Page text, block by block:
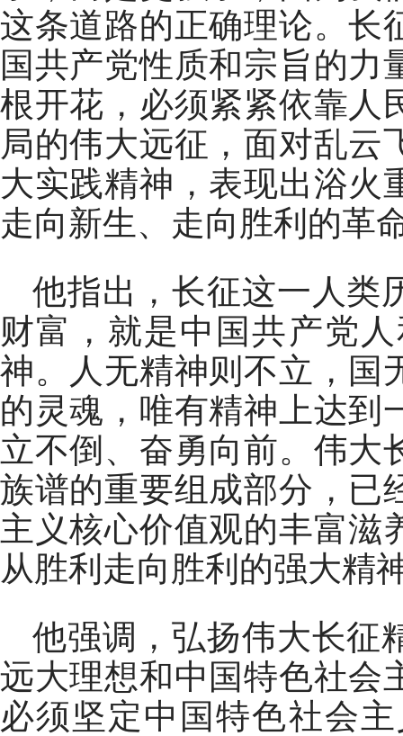
这条道路的正确理论。长
国共产党性质和宗旨的
根开花，必须紧紧依靠人
局的伟大远征，面对乱云
大实践精神，表现出浴火
走向新生、走向胜利的革
他指出，长征这一人类
财富，就是中国共产党
神。人无精神则不立，国
的灵魂，唯有精神上达到
立不倒、奋勇向前。伟大
族谱的重要组成部分，已
主义核心价值观的丰富滋
从胜利走向胜利的强大精
他强调，弘扬伟大长征
远大理想和中国特色社会
必须坚定中国特色社会